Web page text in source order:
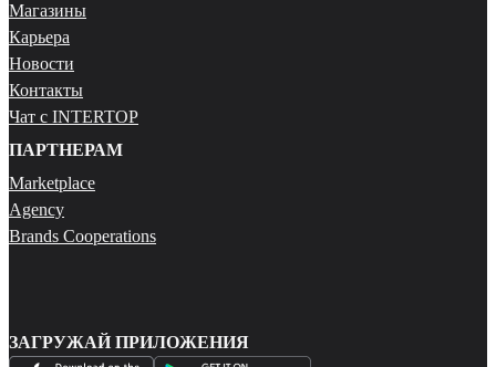
Магазины
Карьера
Новости
Контакты
Чат с INTERTOP
ПАРТНЕРАМ
Marketplace
Agency
Brands Cooperations
ЗАГРУЖАЙ ПРИЛОЖЕНИЯ